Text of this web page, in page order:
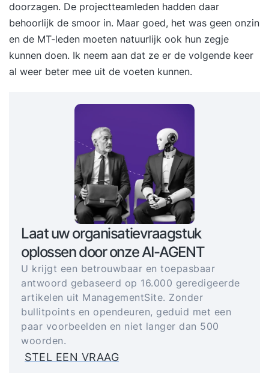
doorzagen. De projectteamleden hadden daar
behoorlijk de smoor in. Maar goed, het was geen onzin
en de MT-leden moeten natuurlijk ook hun zegje
kunnen doen. Ik neem aan dat ze er de volgende keer
al weer beter mee uit de voeten kunnen.
Laat uw organisatievraagstuk
oplossen door onze AI-AGENT
U krijgt een betrouwbaar en toepasbaar
antwoord gebaseerd op 16.000 geredigeerde
artikelen uit ManagementSite. Zonder
bullitpoints en opendeuren, geduid met een
paar voorbeelden en niet langer dan 500
woorden.
STEL EEN VRAAG